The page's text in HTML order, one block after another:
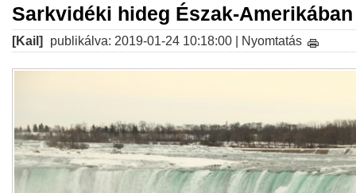
Sarkvidéki hideg Észak-Amerikában
[Kail] publikálva: 2019-01-24 10:18:00 | Nyomtatás